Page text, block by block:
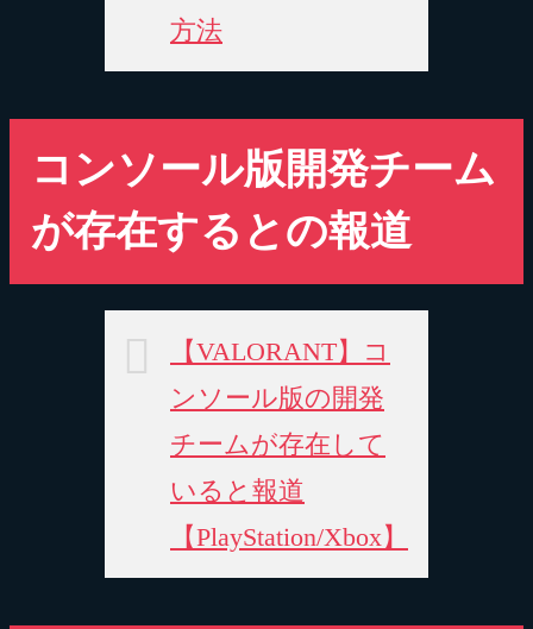
方法
コンソール版開発チーム
が存在するとの報道
【VALORANT】コ
ンソール版の開発
チームが存在して
いると報道
【PlayStation/Xbox】